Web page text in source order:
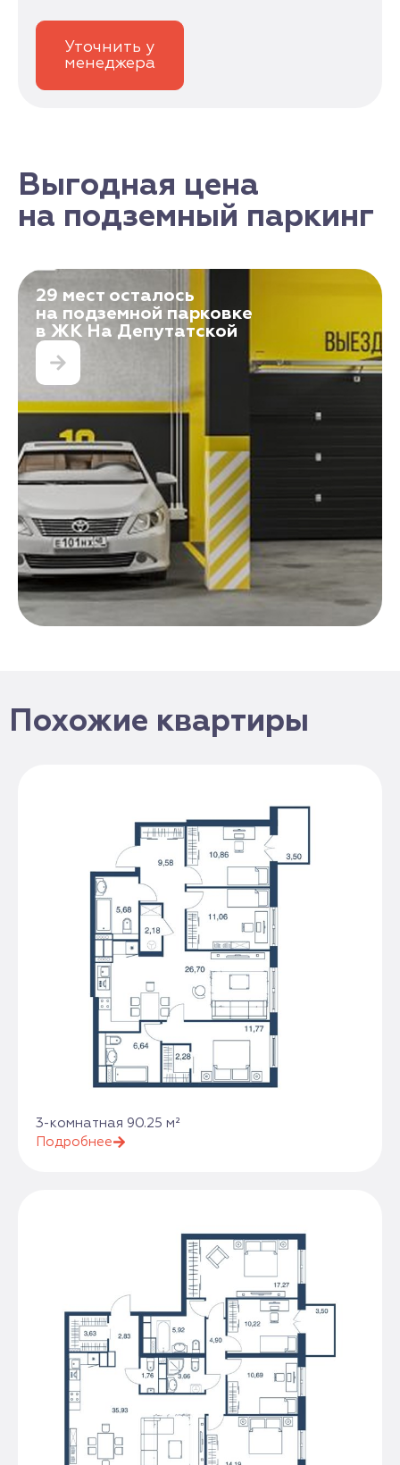
Уточнить у
менеджера
Выгодная цена
на подземный паркинг
29 мест осталось
на подземной парковке
в ЖК На Депутатской
Похожие квартиры
3-комнатная 90.25 м²
Подробнее